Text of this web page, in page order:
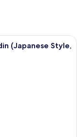
de style japonais
(Japanese Style,